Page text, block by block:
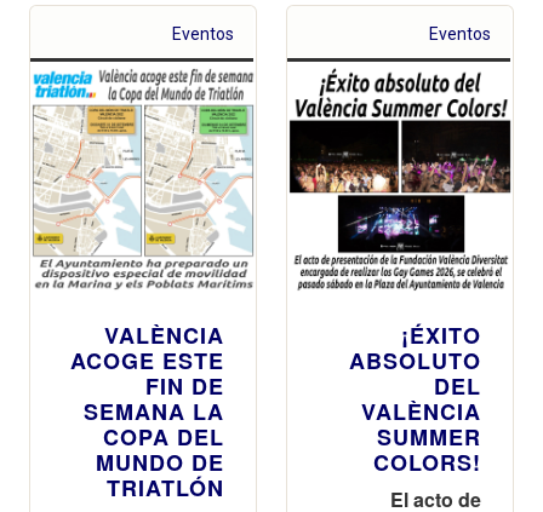
Reverter
Eventos
VALÈNCIA
ACOGE ESTE
FIN DE
SEMANA LA
COPA DEL
MUNDO DE
TRIATLÓN
Eventos
¡ÉXITO
ABSOLUTO
DEL
VALÈNCIA
SUMMER
COLORS!
El acto de